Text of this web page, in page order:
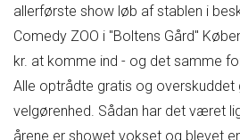
allerførste show løb af stablen i
Comedy ZOO i "Boltens Gård"
kr. at komme ind - og det samme
Alle optrådte gratis og overskuddet
velgørenhed. Sådan har det været
årene er showet vokset og blevet